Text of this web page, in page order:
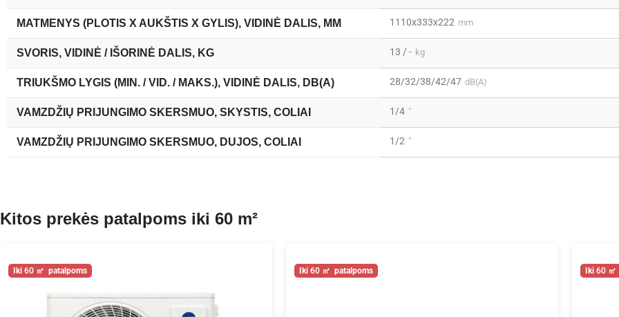
MATMENYS (PLOTIS X AUKŠTIS X GYLIS), VIDINĖ DALIS, MM 1110x333x222 mm
SVORIS, VIDINĖ / IŠORINĖ DALIS, KG 13 / - kg
TRIUKŠMO LYGIS (MIN. / VID. / MAKS.), VIDINĖ DALIS, DB(A) 28/32/38/42/47 dB(A)
VAMZDŽIŲ PRIJUNGIMO SKERSMUO, SKYSTIS, COLIAI 1/4 "
VAMZDŽIŲ PRIJUNGIMO SKERSMUO, DUJOS, COLIAI 1/2 "
Kitos prekės patalpoms iki 60 m²
60 60 60